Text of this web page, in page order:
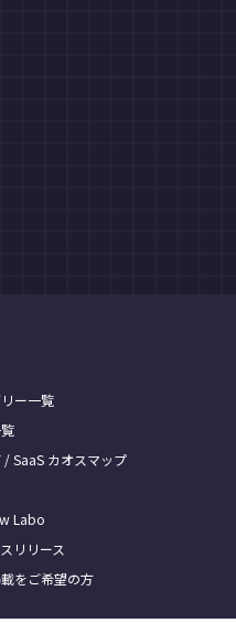
ー一覧
/ SaaS カオスマップ
Labo
リリース
をご希望の方